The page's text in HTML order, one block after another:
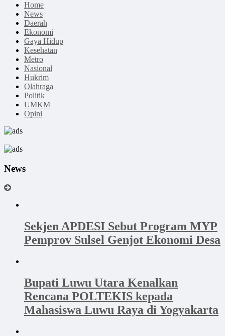
Home
News
Daerah
Ekonomi
Gaya Hidup
Kesehatan
Metro
Nasional
Hukrim
Olahraga
Politik
UMKM
Opini
News
Sekjen APDESI Sebut Program MYP
Pemprov Sulsel Genjot Ekonomi Desa
Bupati Luwu Utara Kenalkan
Rencana POLTEKIS kepada
Mahasiswa Luwu Raya di Yogyakarta